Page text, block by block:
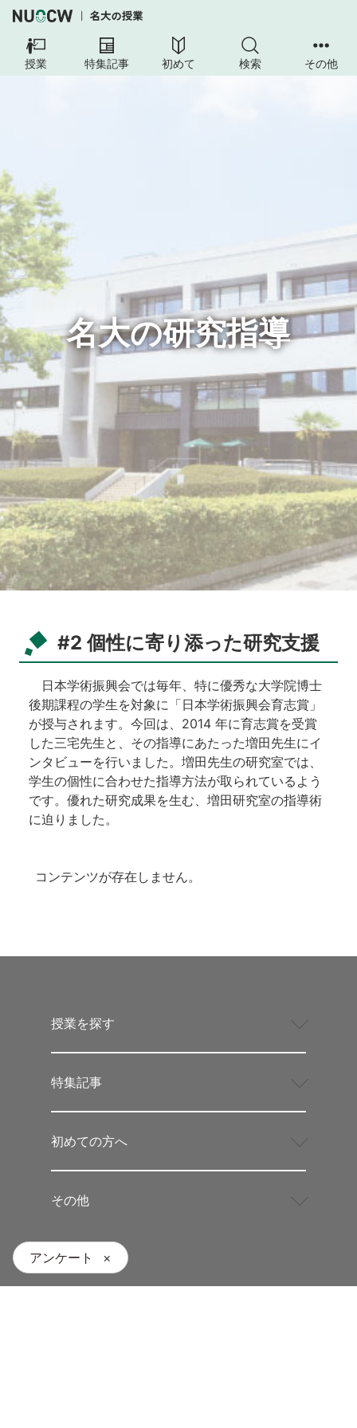
授業 特集記事 初めて 検索 その他
名大の研究指導
#2 個性に寄り添った研究支援
日本学術振興会では毎年、特に優秀な大学院博士
後期課程の学生を対象に「日本学術振興会育志賞」
が授与されます。今回は、2014 年に育志賞を受賞
した三宅先生と、その指導にあたった増田先生にイ
ンタビューを行いました。増田先生の研究室では、
学生の個性に合わせた指導方法が取られているよう
です。優れた研究成果を生む、増田研究室の指導術
に迫りました。
コンテンツが存在しません。
アンケート ×
授業を探す
特集記事
初めての方へ
その他